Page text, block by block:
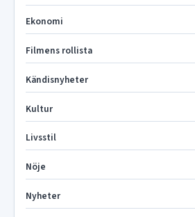
Ekonomi
Filmens rollista
Kändisnyheter
Kultur
Livsstil
Nöje
Nyheter